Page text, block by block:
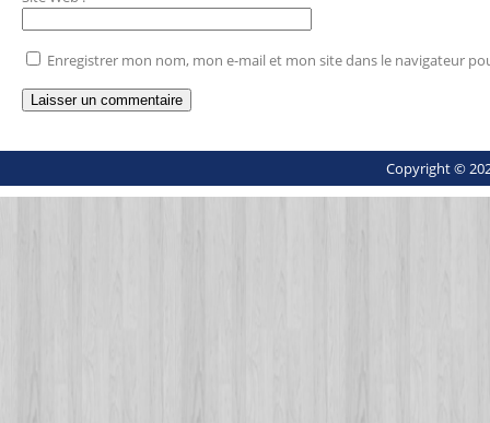
Enregistrer mon nom, mon e-mail et mon site dans le navigateur
Copyright ©